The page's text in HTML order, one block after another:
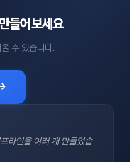
들어보세요
수 있습니다.
라인을 여러 개 만들었습